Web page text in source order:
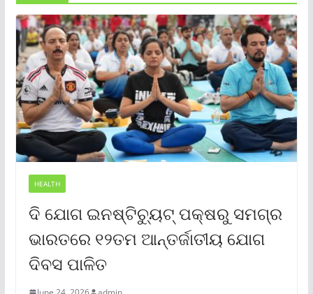
HEALTH
ଦି ଯୋଗ ଇନଷ୍ଟିଚ୍ୟୁଟ୍ ପକ୍ଷରୁ ସମଗ୍ର
ଭାରତରେ ୧୨ତମ ଆନ୍ତର୍ଜାତୀୟ ଯୋଗ
ଦିବସ ପାଳିତ